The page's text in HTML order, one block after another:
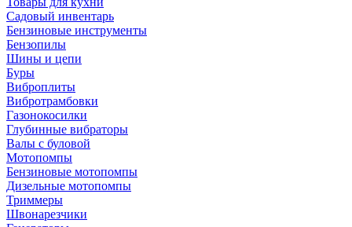
Садовый инвентарь
Бензиновые инструменты
Бензопилы
Шины и цепи
Буры
Виброплиты
Вибротрамбовки
Газонокосилки
Глубинные вибраторы
Валы с буловой
Мотопомпы
Бензиновые мотопомпы
Дизельные мотопомпы
Триммеры
Швонарезчики